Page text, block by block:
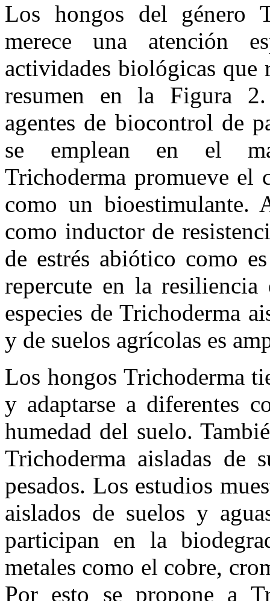
Los hongos del género
merece una atención
actividades biológicas que
resumen en la Figura
agentes de biocontrol de
se emplean en el
Trichoderma promueve el
como un bioestimulante.
como inductor de
de estrés abiótico como
repercute en la
especies de Trichoderma
y de suelos agrícolas es
Los hongos Trichoderma
y adaptarse a diferentes
humedad del suelo.
Trichoderma aisladas de
pesados. Los estudios
aislados de suelos y
participan en la
metales como el cobre,
Por esto se propone a